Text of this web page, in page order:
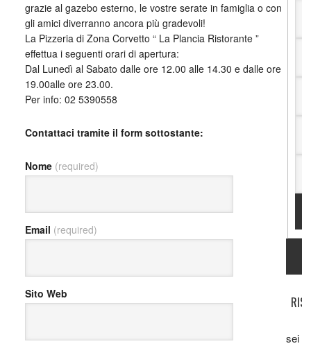
grazie al gazebo esterno, le vostre serate in famiglia o con
gli amici diverranno ancora più gradevoli!
La Pizzeria di Zona Corvetto “ La Plancia Ristorante ”
effettua i seguenti orari di apertura:
Dal Lunedì al Sabato dalle ore 12.00 alle 14.30 e dalle ore
19.00alle ore 23.00.
Per info: 02 5390558
Contattaci tramite il form sottostante:
Nome (required)
Email (required)
Sito Web
sei